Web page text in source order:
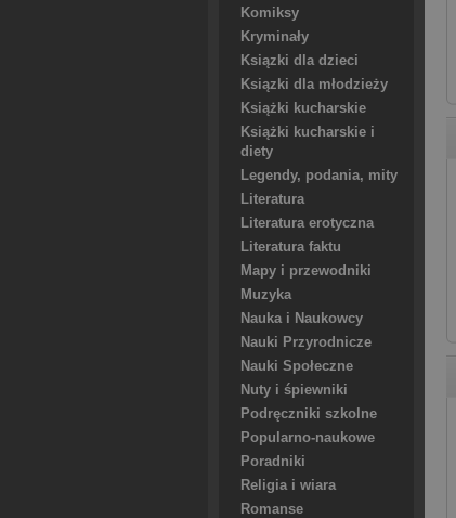
Komiksy
Kryminały
Ksiązki dla dzieci
Ksiązki dla młodzieży
Książki kucharskie
Książki kucharskie i
diety
Legendy, podania, mity
Literatura
Literatura erotyczna
Literatura faktu
Mapy i przewodniki
Muzyka
Nauka i Naukowcy
Nauki Przyrodnicze
Nauki Społeczne
Nuty i śpiewniki
Podręczniki szkolne
Popularno-naukowe
Poradniki
Religia i wiara
Romanse